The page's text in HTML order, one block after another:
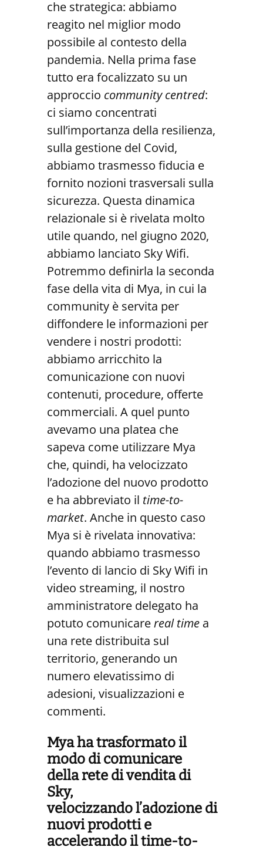
che strategica: abbiamo
reagito nel miglior modo
possibile al contesto della
pandemia. Nella prima fase
tutto era focalizzato su un
approccio community centred:
ci siamo concentrati
sull’importanza della resilienza,
sulla gestione del Covid,
abbiamo trasmesso fiducia e
fornito nozioni trasversali sulla
sicurezza. Questa dinamica
relazionale si è rivelata molto
utile quando, nel giugno 2020,
abbiamo lanciato Sky Wifi.
Potremmo definirla la seconda
fase della vita di Mya, in cui la
community è servita per
diffondere le informazioni per
vendere i nostri prodotti:
abbiamo arricchito la
comunicazione con nuovi
contenuti, procedure, offerte
commerciali. A quel punto
avevamo una platea che
sapeva come utilizzare Mya
che, quindi, ha velocizzato
l’adozione del nuovo prodotto
e ha abbreviato il time-to-
market. Anche in questo caso
Mya si è rivelata innovativa:
quando abbiamo trasmesso
l’evento di lancio di Sky Wifi in
video streaming, il nostro
amministratore delegato ha
potuto comunicarereal time a
una rete distribuita sul
territorio, generando un
numero elevatissimo di
adesioni, visualizzazioni e
commenti.
Mya ha trasformato il
modo di comunicare
della rete di vendita di
Sky,
velocizzandol’adozione di
nuovi prodotti e
accelerando il time-to-